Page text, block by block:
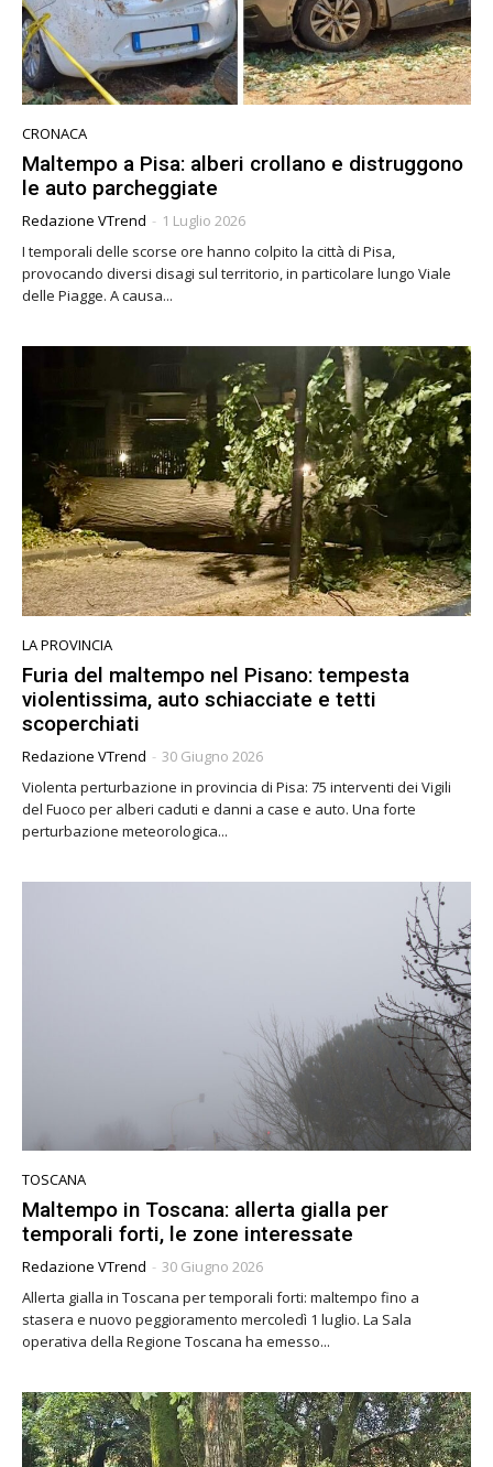
CRONACA
Maltempo a Pisa: alberi crollano e distruggono
le auto parcheggiate
Redazione VTrend - 1 Luglio 2026
I temporali delle scorse ore hanno colpito la città di Pisa,
provocando diversi disagi sul territorio, in particolare lungo Viale
delle Piagge. A causa...
LA PROVINCIA
Furia del maltempo nel Pisano: tempesta
violentissima, auto schiacciate e tetti
scoperchiati
Redazione VTrend - 30 Giugno 2026
Violenta perturbazione in provincia di Pisa: 75 interventi dei Vigili
del Fuoco per alberi caduti e danni a case e auto. Una forte
perturbazione meteorologica...
TOSCANA
Maltempo in Toscana: allerta gialla per
temporali forti, le zone interessate
Redazione VTrend - 30 Giugno 2026
Allerta gialla in Toscana per temporali forti: maltempo fino a
stasera e nuovo peggioramento mercoledì 1 luglio. La Sala
operativa della Regione Toscana ha emesso...